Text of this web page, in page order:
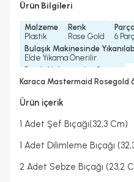
Ürün Bilgileri
Malzeme
Plastik
Renk
Rose Gold
6
Bulaşık Makinesinde
Elde Yıkama Önerilir
Bıçak Malzemesi
Performer Çeliği
Stant
Stantlı
Karaca Mastermaid Rosegold
Ürün içerik
1 Adet Şef Bıçağı(32,3 Cm)
1 Adet Dilimleme Bıçağı
2 Adet Sebze Bıçağı (23,2